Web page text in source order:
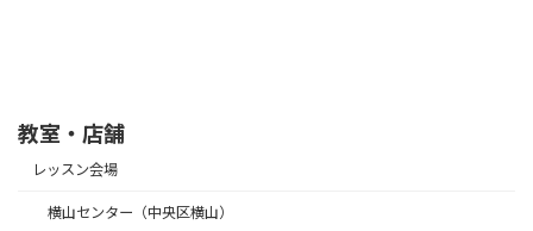
教室・店舗
レッスン会場
横山センター（中央区横山）